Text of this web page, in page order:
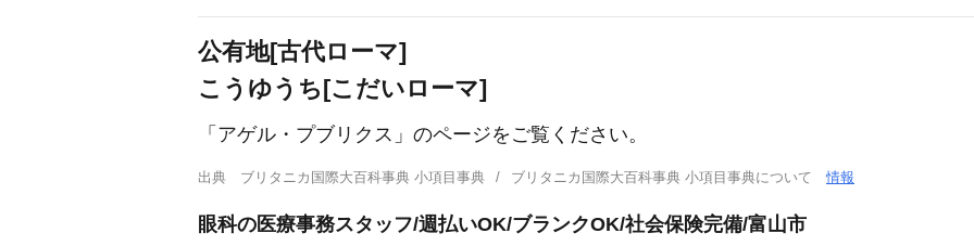
公有地[古代ローマ]
こうゆうち[こだいローマ]
「アゲル・プブリクス」のページをご覧ください。
出典 ブリタニカ国際大百科事典 小項目事典 ブリタニカ国際大百科事典 小項目事典について情報
眼科の医療事務スタッフ/週払いOK/ブランクOK/社会保険完備/富山市